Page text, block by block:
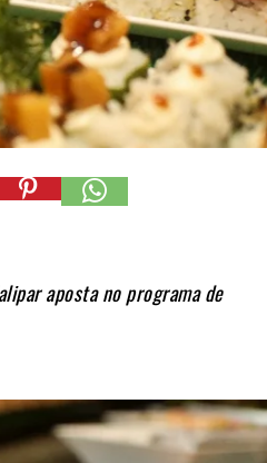
aposta no programa de